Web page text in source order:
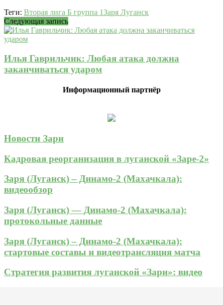
Теги: Вторая лига Б группа 1Заря Луганск
Следующая запись
Илья Гаврильчик: Любая атака должна
заканчиваться ударом
Информационный партнёр
Новости Зари
Кадровая реорганизация в луганской «Заре-2»
Заря (Луганск) – Динамо-2 (Махачкала):
видеообзор
Заря (Луганск) — Динамо-2 (Махачкала):
протокольные данные
Заря (Луганск) – Динамо-2 (Махачкала):
стартовые составы и видеотрансляция матча
Стратегия развития луганской «Зари»: видео